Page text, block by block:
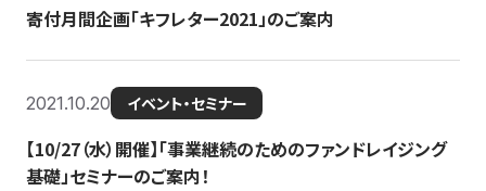
寄付月間企画「キフレター2021」のご案内
2021.10.20 イベント・セミナー
【10/27（水）開催】「事業継続のためのファンドレイジング
基礎」セミナーのご案内！